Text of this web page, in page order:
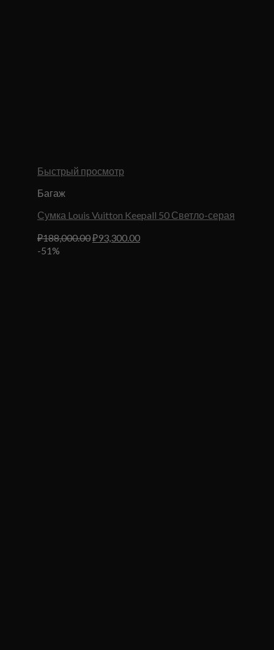
Быстрый просмотр
Багаж
Сумка Louis Vuitton Keepall 50 Светло-серая
₽188,000.00Первоначальная
₽93,300.00Текущая
-51%